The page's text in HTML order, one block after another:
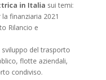
in Italia sui temi:
finanziaria 2021
Rilancio e
sviluppo del trasporto
flotte aziendali,
condiviso.